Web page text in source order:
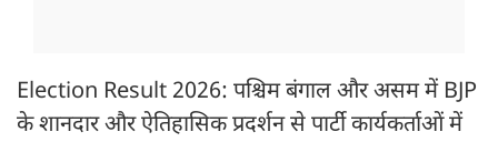
Election Result 2026: पश्चिम बंगाल और असम में BJP
के शानदार और ऐतिहासिक प्रदर्शन से पार्टी कार्यकर्ताओं में